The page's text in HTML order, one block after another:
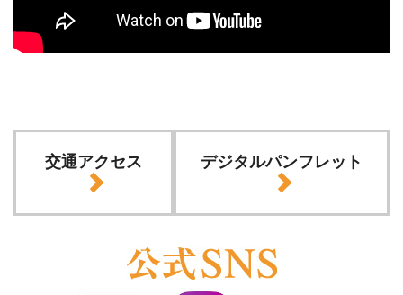
交通アクセス デジタルパンフレット